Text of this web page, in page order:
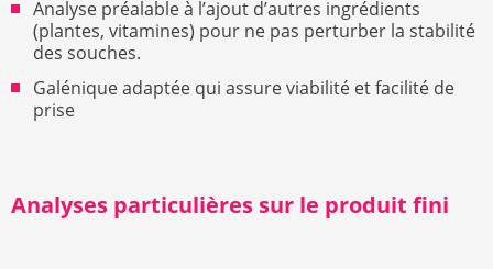
Analyse préalable à l’ajout d’autres ingrédients
(plantes, vitamines) pour ne pas perturber la stabilité
des souches.
Galénique adaptée qui assure viabilité et facilité de
prise
Analyses particulières sur le produit fini